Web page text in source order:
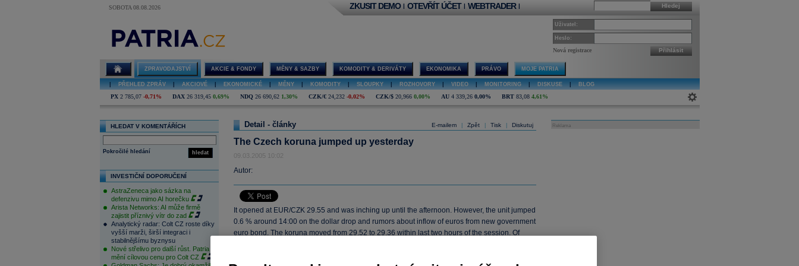
SOBOTA 08.08.2026 Hledej
ZKUSIT DEMO | OTEVŘÍT ÚČET | WEBTRADER |
Uživatel:
Heslo:
Nová registrace Přihlásit
ZPRAVODAJSTVÍ AKCIE & FONDY MĚNY & SAZBY KOMODITY & DERIVÁTY EKONOMIKA PRÁVO MOJE PATRIA
PŘEHLED ZPRÁV AKCIOVÉ EKONOMICKÉ MĚNY KOMODITY SLOUPKY ROZHOVORY VIDEO MONITORING DISKUSE BLOG
PX 2 785,07 -0,71% DAX 26 319,45 0,69% NDQ 26 690,62 1,30% CZK/€ 24,232 -0,02% CZK/$ 20,966 0,00% AU 4 339,26 0,00% BRT 83,08 4,61%
HLEDAT V KOMENTÁŘÍCH
hledat
Pokročilé hledání
INVESTIČNÍ DOPORUČENÍ
AstraZeneca jako sázka na
defenzivu mimo AI horečku
Arista Networks: AI může firmě
zajistit příznivý vítr do zad
Analytický radar: Colt CZ roste díky
vyšší marži, širší integraci i
stabilnějšímu byznysu
Nové střelivo pro další růst. Patria
mění cílovou cenu pro Colt CZ
E-mailem Zpět Tisk Diskutuj
Detail - články
The Czech koruna jumped up yesterday
09.03.2005 10:02
Autor:
It opened at EUR/CZK 29.55 and was inching up until the afternoon. However, the unit jumped
0.6 % around 14:00 on the dollar drop and rumors about inflow of euros from new government
euro bond. The koruna moved from 29.52 to 29.36 within last two hours of the session. Of
Reklama